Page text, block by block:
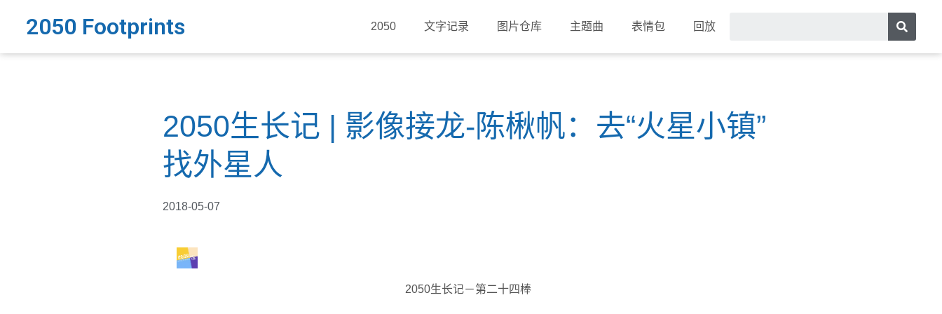
2050 Footprints 2050 文字记录 图片仓库 主题曲 表情包 回放
2050生长记 | 影像接龙-陈楸帆：去“火星小镇”
找外星人
2018-05-07
2050生长记－第二十四棒